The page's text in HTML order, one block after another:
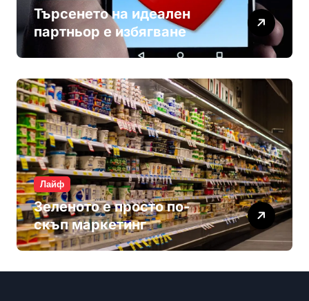
Търсенето на идеален
партньор е избягване
Лайф
Зеленото е просто по-
скъп маркетинг